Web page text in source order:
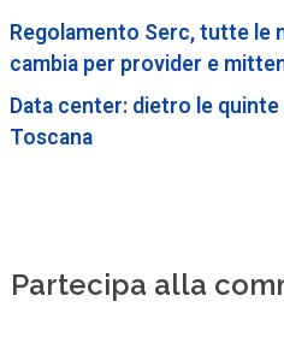
Regolamento Serc, tutte le
cambia per provider e
Data center: dietro le quinte
Toscana
Partecipa alla